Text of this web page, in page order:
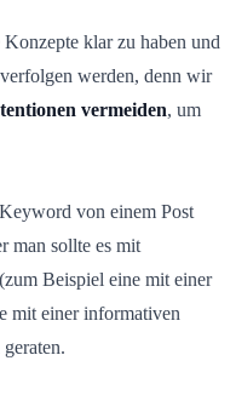
klar zu haben und
werden, denn wir
vermeiden, um
von einem Post
man sollte es mit
Beispiel eine mit einer
mit einer informativen